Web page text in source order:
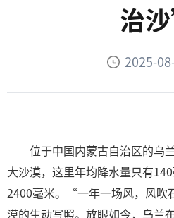
治
2025-
位于中国内蒙古自治区的乌
大沙漠，这里年均降水量只有
2400毫米。“一年一场风，风
漠的生动写照。放眼如今，乌兰